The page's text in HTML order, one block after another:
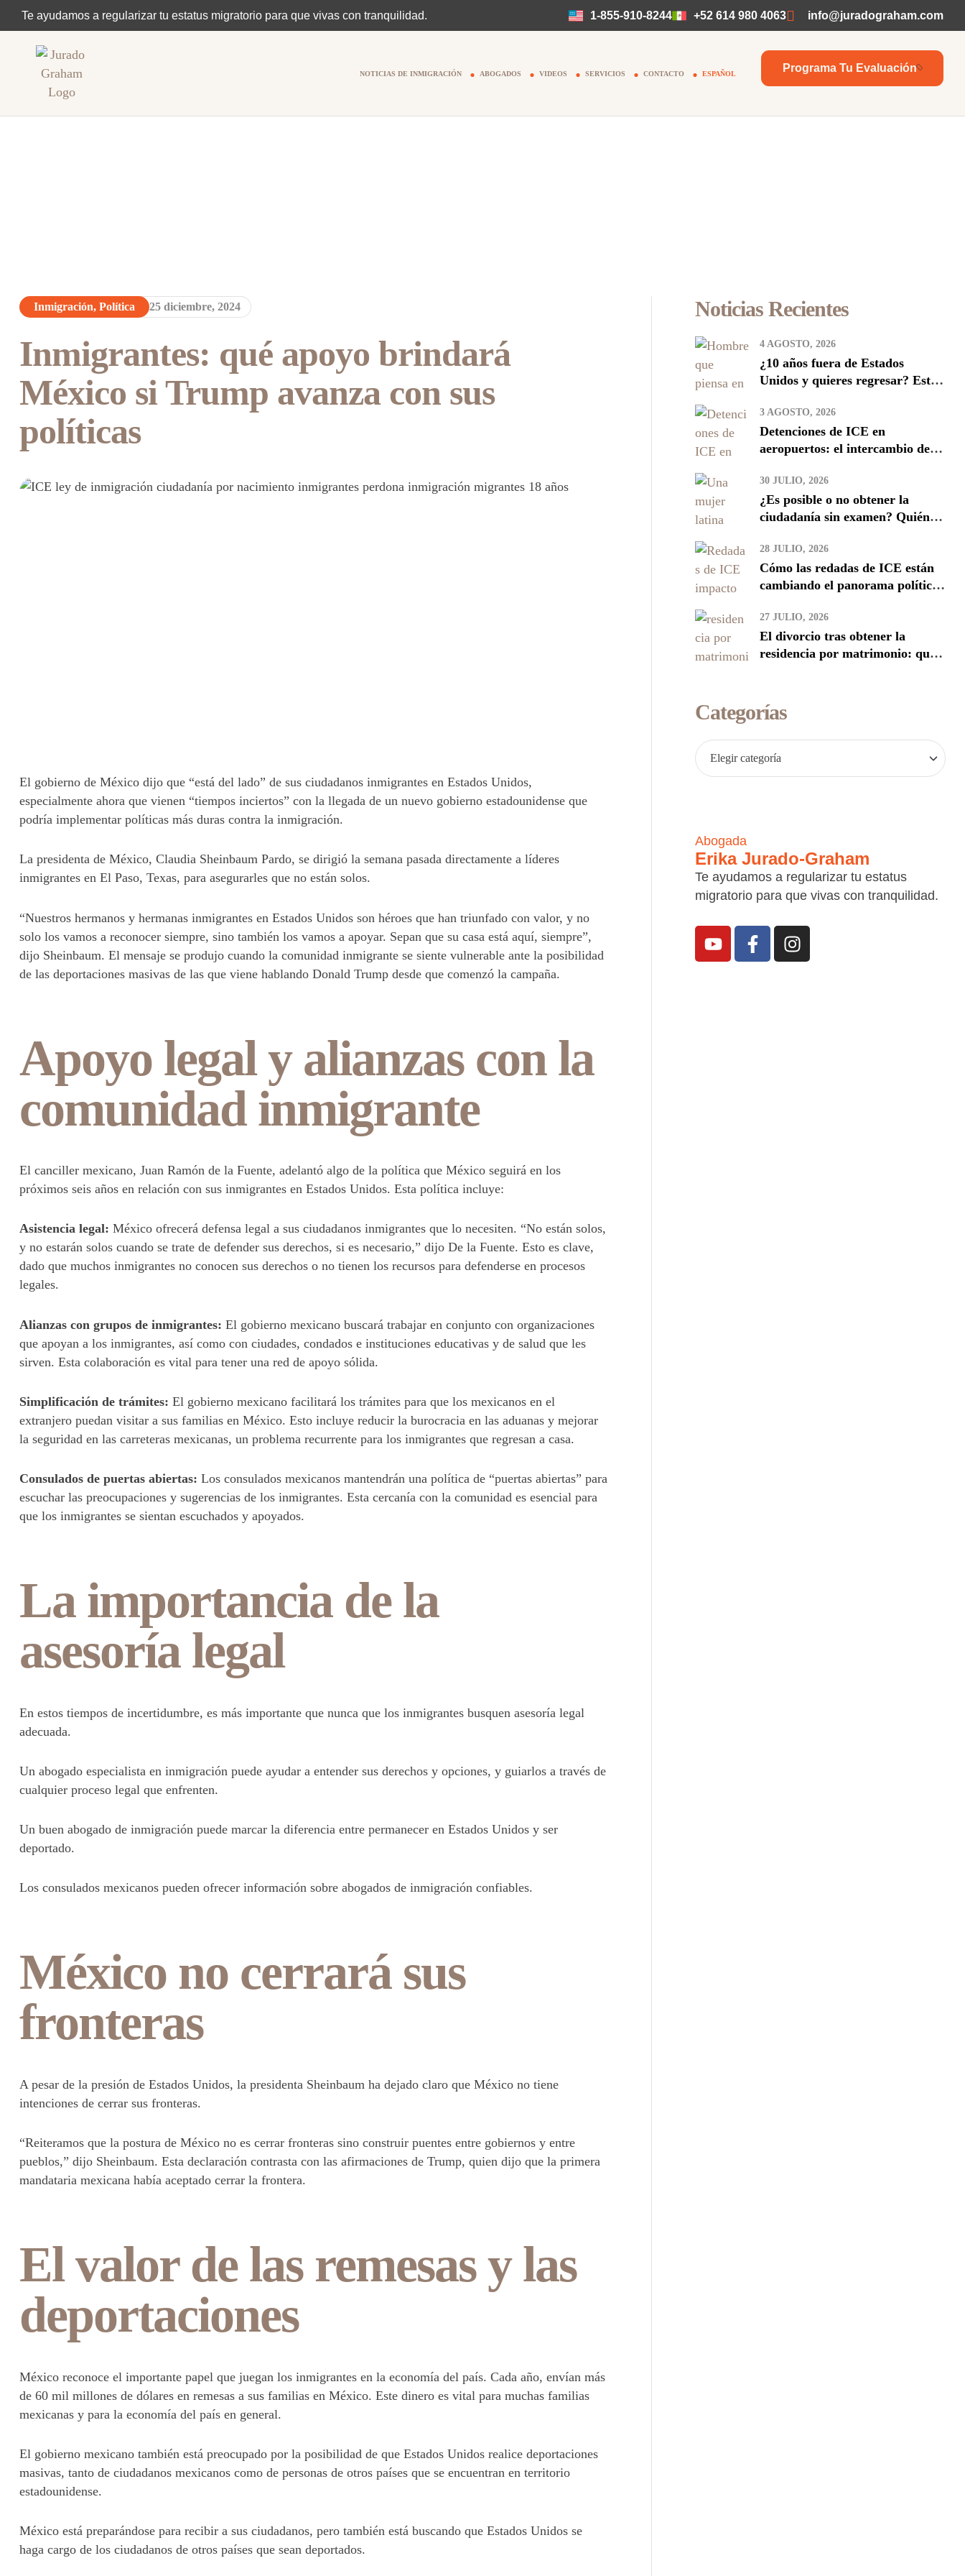
Te ayudamos a regularizar tu estatus migratorio para que vivas con tranquilidad. 1-855-910-8244 +52 614 980 4063 info@juradograham.com
NOTICIAS DE INMIGRACIÓN ABOGADOS VIDEOS SERVICIOS CONTACTO ESPAÑOL Programa Tu Evaluación
Inmigración, Política 25 diciembre, 2024
Inmigrantes: qué apoyo brindará
México si Trump avanza con sus
políticas
El gobierno de México dijo que “está del lado” de sus ciudadanos inmigrantes en Estados Unidos,
especialmente ahora que vienen “tiempos inciertos” con la llegada de un nuevo gobierno estadounidense que
podría implementar políticas más duras contra la inmigración.
La presidenta de México, Claudia Sheinbaum Pardo, se dirigió la semana pasada directamente a líderes
inmigrantes en El Paso, Texas, para asegurarles que no están solos.
“Nuestros hermanos y hermanas inmigrantes en Estados Unidos son héroes que han triunfado con valor, y no
solo los vamos a reconocer siempre, sino también los vamos a apoyar. Sepan que su casa está aquí, siempre”,
dijo Sheinbaum. El mensaje se produjo cuando la comunidad inmigrante se siente vulnerable ante la posibilidad
de las deportaciones masivas de las que viene hablando Donald Trump desde que comenzó la campaña.
Apoyo legal y alianzas con la
comunidad inmigrante
El canciller mexicano, Juan Ramón de la Fuente, adelantó algo de la política que México seguirá en los
próximos seis años en relación con sus inmigrantes en Estados Unidos. Esta política incluye:
Asistencia legal: México ofrecerá defensa legal a sus ciudadanos inmigrantes que lo necesiten. “No están solos,
y no estarán solos cuando se trate de defender sus derechos, si es necesario,” dijo De la Fuente. Esto es clave,
dado que muchos inmigrantes no conocen sus derechos o no tienen los recursos para defenderse en procesos
legales.
Alianzas con grupos de inmigrantes: El gobierno mexicano buscará trabajar en conjunto con organizaciones
que apoyan a los inmigrantes, así como con ciudades, condados e instituciones educativas y de salud que les
sirven. Esta colaboración es vital para tener una red de apoyo sólida.
Simplificación de trámites: El gobierno mexicano facilitará los trámites para que los mexicanos en el
extranjero puedan visitar a sus familias en México. Esto incluye reducir la burocracia en las aduanas y mejorar
la seguridad en las carreteras mexicanas, un problema recurrente para los inmigrantes que regresan a casa.
Consulados de puertas abiertas: Los consulados mexicanos mantendrán una política de “puertas abiertas” para
escuchar las preocupaciones y sugerencias de los inmigrantes. Esta cercanía con la comunidad es esencial para
que los inmigrantes se sientan escuchados y apoyados.
La importancia de la
asesoría legal
En estos tiempos de incertidumbre, es más importante que nunca que los inmigrantes busquen asesoría legal
adecuada.
Un abogado especialista en inmigración puede ayudar a entender sus derechos y opciones, y guiarlos a través de
cualquier proceso legal que enfrenten.
Un buen abogado de inmigración puede marcar la diferencia entre permanecer en Estados Unidos y ser
deportado.
Los consulados mexicanos pueden ofrecer información sobre abogados de inmigración confiables.
México no cerrará sus
fronteras
A pesar de la presión de Estados Unidos, la presidenta Sheinbaum ha dejado claro que México no tiene
intenciones de cerrar sus fronteras.
“Reiteramos que la postura de México no es cerrar fronteras sino construir puentes entre gobiernos y entre
pueblos,” dijo Sheinbaum. Esta declaración contrasta con las afirmaciones de Trump, quien dijo que la primera
mandataria mexicana había aceptado cerrar la frontera.
El valor de las remesas y las
deportaciones
México reconoce el importante papel que juegan los inmigrantes en la economía del país. Cada año, envían más
de 60 mil millones de dólares en remesas a sus familias en México. Este dinero es vital para muchas familias
mexicanas y para la economía del país en general.
El gobierno mexicano también está preocupado por la posibilidad de que Estados Unidos realice deportaciones
masivas, tanto de ciudadanos mexicanos como de personas de otros países que se encuentran en territorio
estadounidense.
México está preparándose para recibir a sus ciudadanos, pero también está buscando que Estados Unidos se
haga cargo de los ciudadanos de otros países que sean deportados.
Noticias Recientes
4 AGOSTO, 2026
¿10 años fuera de Estados
Unidos y quieres regresar? Estos
3 AGOSTO, 2026
Detenciones de ICE en
aeropuertos: el intercambio de
para los inmigrantes
30 JULIO, 2026
¿Es posible o no obtener la
ciudadanía sin examen? Quién
28 JULIO, 2026
Cómo las redadas de ICE están
cambiando el panorama político
27 JULIO, 2026
El divorcio tras obtener la
residencia por matrimonio: qué
Categorías
Abogada
Erika Jurado-Graham
Te ayudamos a regularizar tu estatus
migratorio para que vivas con tranquilidad.